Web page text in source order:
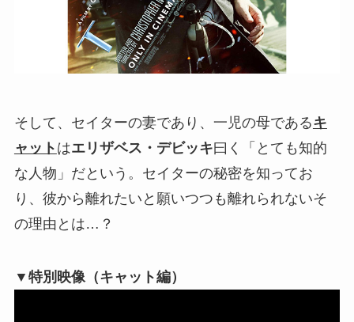
そして、セイターの妻であり、一児の母であるキ
ャット はエリザベス・デビッキ曰く「とても知的
な人物」だという。セイターの秘密を知ってお
り、彼から離れたいと願いつつも離れられないそ
の理由とは…？
▼特別映像（キャット編）